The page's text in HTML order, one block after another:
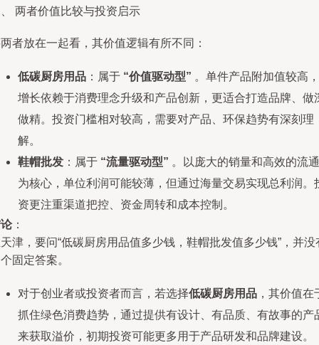
两者价值比较与投资启示
者放在一起看，其价值逻辑有所不同：
低碳厨房用品 ：属于 “价值驱动型” 。单件产品附加值较高，
增长依赖于消费理念升级和产品创新，更适合打造品牌、做
做精。投资门槛相对较高，需要对产品、环保趋势有深刻理
解。
鞋帽批发 ：属于 “流量驱动型” 。以庞大的销量和高效的流通
为核心，单位利润可能较薄，但通过海量交易实现总利润。
资更注重渠道把控、资金周转和成本控制。
：
津，要问“低碳厨房用品值多少钱，鞋帽批发值多少钱”，并没
固定答案。
对于创业者或投资者而言，若选择低碳厨房用品 ，其价值在
抓住绿色消费趋势，通过提供有设计、有品质、有故事的产
来获取溢价，初期投资可能更多用于产品研发和品牌建设。